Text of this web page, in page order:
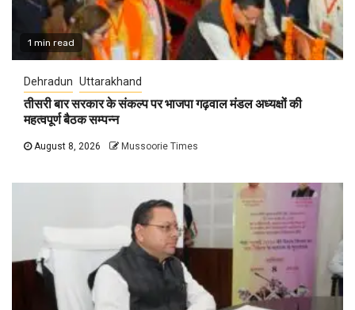
1 min read
Dehradun Uttarakhand
तीसरी बार सरकार के संकल्प पर भाजपा गढ़वाल मंडल अध्यक्षों की
महत्वपूर्ण बैठक सम्पन्न
August 8, 2026 Mussoorie Times